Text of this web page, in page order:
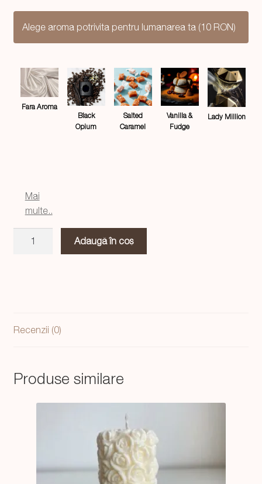
Alege aroma potrivita pentru lumanarea ta (10 RON)
Fara Aroma
Black
Opium
Salted
Caramel
Vanilla &
Fudge
Lady Million
Mai
multe..
Adaugă în coș
Recenzii (0)
Produse similare